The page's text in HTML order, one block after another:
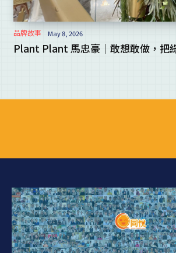
品牌故事 May 8, 2026
Plant Plant 馬忠豪｜敢想敢做，把